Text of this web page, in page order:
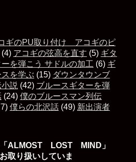
ギのPU取り付け アコギのピ
(4) アコギの弦高を直す (5) ギタ
ーを弾こう サドルの加工 (6) ギ
を学ぶ (15) ダウンタウンブ
説 (42) ブルースギターを弾
(24) 僕のブルースマン列伝
僕らの北沢話(49) 新出演者
「ALMOST LOST MIND」
取り扱いしていま